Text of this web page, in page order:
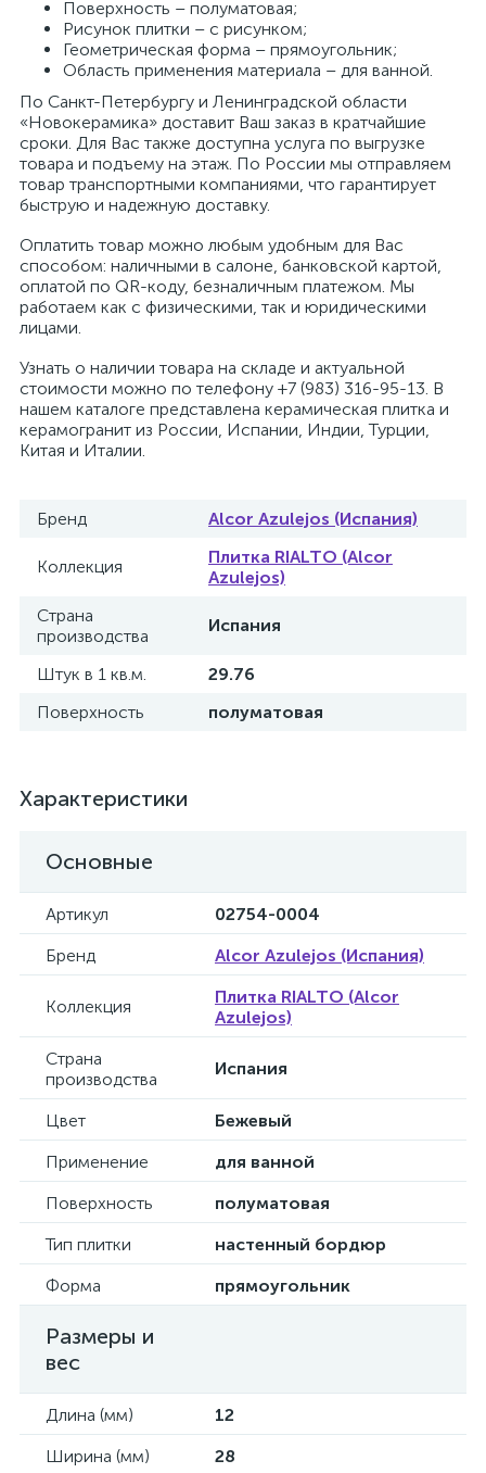
Поверхность – полуматовая;
Рисунок плитки – с рисунком;
Геометрическая форма – прямоугольник;
Область применения материала – для ванной.
По Санкт-Петербургу и Ленинградской области
«Новокерамика» доставит Ваш заказ в кратчайшие
сроки. Для Вас также доступна услуга по выгрузке
товара и подъему на этаж. По России мы отправляем
товар транспортными компаниями, что гарантирует
быструю и надежную доставку.
Оплатить товар можно любым удобным для Вас
способом: наличными в салоне, банковской картой,
оплатой по QR-коду, безналичным платежом. Мы
работаем как с физическими, так и юридическими
лицами.
Узнать о наличии товара на складе и актуальной
стоимости можно по телефону +7 (983) 316-95-13. В
нашем каталоге представлена керамическая плитка и
керамогранит из России, Испании, Индии, Турции,
Китая и Италии.
Бренд Alcor Azulejos (Испания)
Коллекция
Плитка RIALTO (Alcor
Azulejos)
Страна
производства
Испания
Штук в 1 кв.м.
29.76
Поверхность
полуматовая
Характеристики
Основные
Артикул
02754-0004
Бренд
Alcor Azulejos (Испания)
Коллекция
Плитка RIALTO (Alcor
Azulejos)
Страна
производства
Испания
Цвет
Бежевый
Применение
для ванной
Поверхность
полуматовая
Тип плитки
настенный бордюр
Форма
прямоугольник
Размеры и
вес
Длина (мм)
12
Ширина (мм)
28